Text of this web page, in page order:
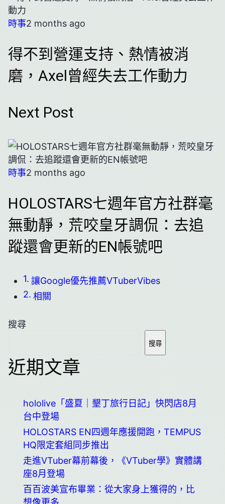
時事2 months ago
得不到營運支持、熱情被消
磨，Axel曾經失去工作動力
Next Post
時事2 months ago
HOLOSTARS七週年官方社群毫
無動靜，荒咬皇牙調侃：去追
蹤還會更新的EN帳號吧
讓Google優先推薦VTuberVibes
相關
搜尋
搜尋
近期文章
hololive「盛夏｜墾丁旅行日記」快閃店8月
台中登場
HOLOSTARS EN四週年應援開跑，TEMPUS
HQ限定套組同步推出
走進VTuber幕前幕後，《VTuber學》實體講
座8月登場
百百波美宣布畢業：從大家身上獲得的，比